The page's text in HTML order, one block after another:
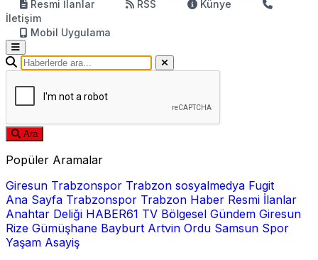
Resmi İlanlar
RSS
Künye
İletişim
Mobil Uygulama
Ara
Popüler Aramalar
Giresun Trabzonspor Trabzon sosyalmedya Fugit
Ana Sayfa Trabzonspor Trabzon Haber Resmi İlanlar
Anahtar Deliği HABER61 TV Bölgesel Gündem Giresun
Rize Gümüşhane Bayburt Artvin Ordu Samsun Spor
Yaşam Asayiş